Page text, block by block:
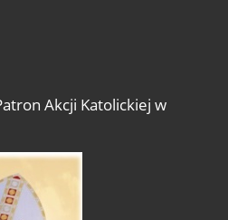
Akcji Katolickiej w